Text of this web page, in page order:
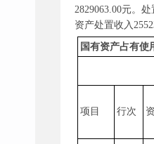
2829063.00元。
资产处置收入
国有资产占有使
项目 行次